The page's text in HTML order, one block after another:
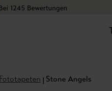
1245 Bewertungen
Fototapeten Stone Angels